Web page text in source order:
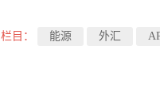
栏目： 能源 外汇